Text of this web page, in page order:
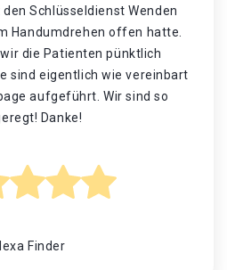
Schlüsseldienst Wenden
Handumdrehen offen hatte.
die Patienten pünktlich
sind eigentlich wie vereinbart
aufgeführt. Wir sind so
Danke!
Finder